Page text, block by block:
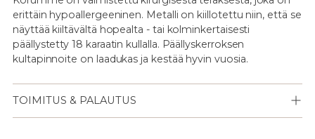
erittäin hypoallergeeninen. Metalli on kiillotettu niin, että se
näyttää kiiltävältä hopealta - tai kolminkertaisesti
päällystetty 18 karaatin kullalla. Päällyskerroksen
kultapinnoite on laadukas ja kestää hyvin vuosia.
TOIMITUS & PALAUTUS